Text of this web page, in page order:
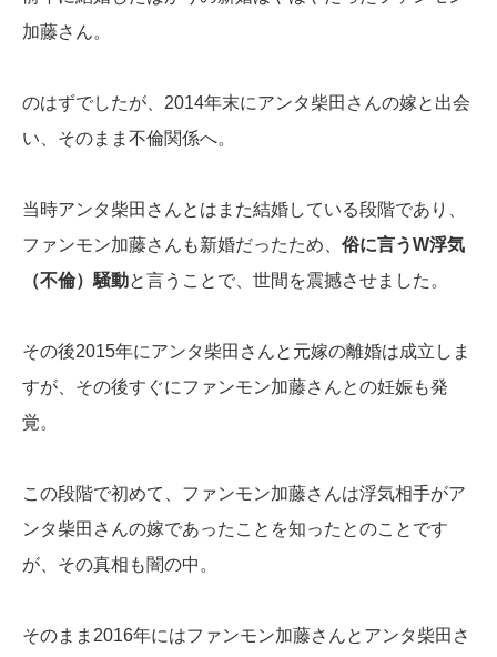
加藤さん。
のはずでしたが、2014年末にアンタ柴田さんの嫁と出会
い、そのまま不倫関係へ。
当時アンタ柴田さんとはまた結婚している段階であり、
ファンモン加藤さんも新婚だったため、 俗に言うW浮気
（不倫）騒動と言うことで、世間を震撼させました。
その後2015年にアンタ柴田さんと元嫁の離婚は成立しま
すが、その後すぐにファンモン加藤さんとの妊娠も発
覚。
この段階で初めて、ファンモン加藤さんは浮気相手がア
ンタ柴田さんの嫁であったことを知ったとのことです
が、その真相も闇の中。
そのまま2016年にはファンモン加藤さんとアンタ柴田さ